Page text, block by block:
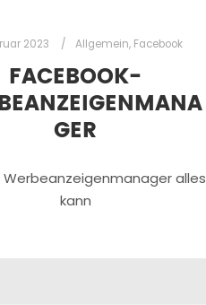
2023 Allgemein, Facebook
FACEBOOK-
GER
Werbeanzeigenmanager alles
kann